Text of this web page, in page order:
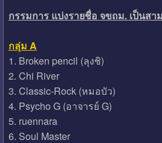
กรรมการ แบ่งรายชื่อ จขถม. เป็นสา
กลุ่ม A
1. Broken pencil (ลุงชิ)
2. Chi River
3. Classic-Rock (หมอบัว)
4. Psycho G (อาจารย์ G)
5. ruennara
6. Soul Master